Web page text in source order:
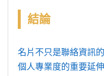
結論
名片不只是聯絡資訊
個人專業度的重要延